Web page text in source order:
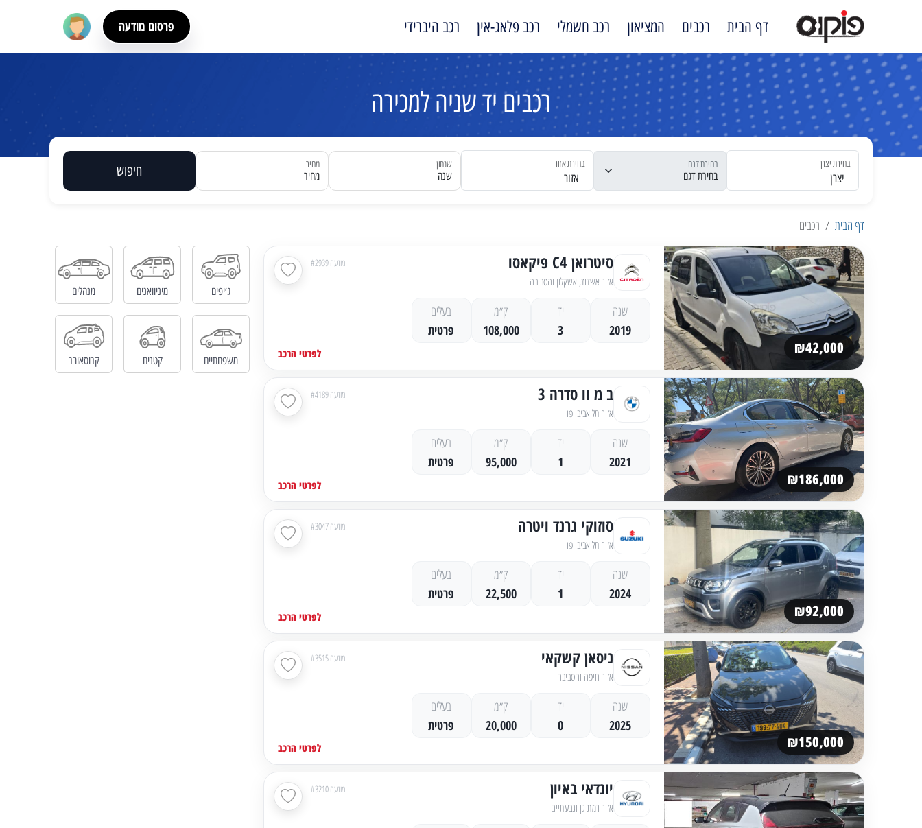
דף הבית רכבים המציאון רכב חשמלי רכב פלאג-אין רכב היברידי פרסום מודעה
רכבים יד שניה למכירה
יצרן
בחירת יצרן בחירת דגם
אזור
בחירת אזור
שנה
שנתון
מחיר
מחיר חיפוש
דף הבית רכבים
₪42,000
סיטרואן C4 פיקאסו
אזור אשדוד, אשקלון והסביבה
מודעה #2939
שנה
2019
יד
3
ק״מ
108,000
בעלים
פרטית
לפרטי הרכב
₪186,000
ב מ וו סדרה 3
אזור תל אביב יפו
מודעה #4189
שנה
2021
יד
1
ק״מ
95,000
בעלים
פרטית
לפרטי הרכב
₪92,000
סוזוקי גרנד ויטרה
אזור תל אביב יפו
מודעה #3047
שנה
2024
יד
1
ק״מ
22,500
בעלים
פרטית
לפרטי הרכב
₪150,000
ניסאן קשקאי
אזור חיפה והסביבה
מודעה #3515
שנה
2025
יד
0
ק״מ
20,000
בעלים
פרטית
לפרטי הרכב
יונדאי באיון
אזור רמת גן וגבעתיים
מודעה #3210
ג׳יפים מיניוואנים מנהלים
משפחתיים קטנים קרוסאובר